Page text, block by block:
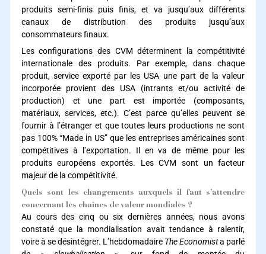
produits semi-finis puis finis, et va jusqu’aux différents
canaux de distribution des produits jusqu’aux
consommateurs finaux.
Les configurations des CVM déterminent la compétitivité
internationale des produits. Par exemple, dans chaque
produit, service exporté par les USA une part de la valeur
incorporée provient des USA (intrants et/ou activité de
production) et une part est importée (composants,
matériaux, services, etc.). C’est parce qu’elles peuvent se
fournir à l’étranger et que toutes leurs productions ne sont
pas 100% “Made in US” que les entreprises américaines sont
compétitives à l’exportation. Il en va de même pour les
produits européens exportés. Les CVM sont un facteur
majeur de la compétitivité.
Quels sont les changements auxquels il faut s’attendre
concernant les chaînes de valeur mondiales ?
Au cours des cinq ou six dernières années, nous avons
constaté que la mondialisation avait tendance à ralentir,
voire à se désintégrer. L’hebdomadaire The Economista parlé